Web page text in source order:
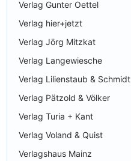
Verlag Gunter Oettel
Verlag hier+jetzt
Verlag Jörg Mitzkat
Verlag Langewiesche
Verlag Lilienstaub & Schmidt
Verlag Pätzold & Völker
Verlag Turia + Kant
Verlag Voland & Quist
Verlagshaus Mainz